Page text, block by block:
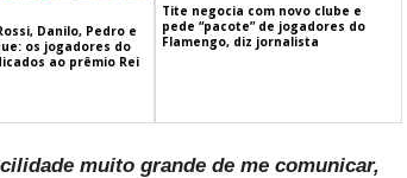
Danilo, Pedro e
os jogadores do
ao prêmio Rei
Tite negocia com novo clube e
pede “pacote” de jogadores do
Flamengo, diz jornalista
muito grande de me comunicar,